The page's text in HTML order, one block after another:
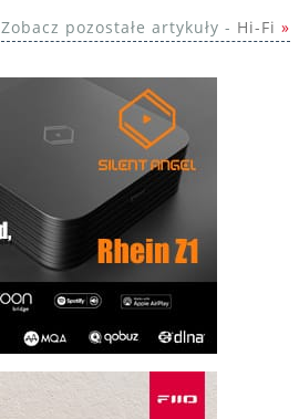
Zobacz pozostałe artykuły - Hi-Fi